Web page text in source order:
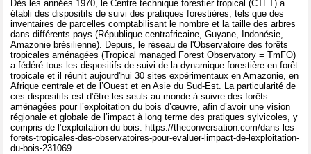
Dès les années 1970, le Centre technique forestier tropical (CTFT) a
établi des dispositifs de suivi des pratiques forestières, tels que des
inventaires de parcelles comptabilisant le nombre et la taille des arbres
dans différents pays (République centrafricaine, Guyane, Indonésie,
Amazonie brésilienne). Depuis, le réseau de l'Observatoire des forêts
tropicales aménagées (Tropical managed Forest Observatory = TmFO)
a fédéré tous les dispositifs de suivi de la dynamique forestière en forêt
tropicale et il réunit aujourd'hui 30 sites expérimentaux en Amazonie, en
Afrique centrale et de l’Ouest et en Asie du Sud-Est. La particularité de
ces dispositifs est d’être les seuls au monde à suivre des forêts
aménagées pour l’exploitation du bois d’œuvre, afin d’avoir une vision
régionale et globale de l’impact à long terme des pratiques sylvicoles, y
compris de l’exploitation du bois. https://theconversation.com/dans-les-
forets-tropicales-des-observatoires-pour-evaluer-limpact-de-lexploitation-
du-bois-231069